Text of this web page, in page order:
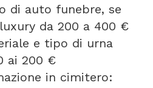
di auto funebre, se
da 200 a 400 €
e tipo di urna
ai 200 €
in cimitero: